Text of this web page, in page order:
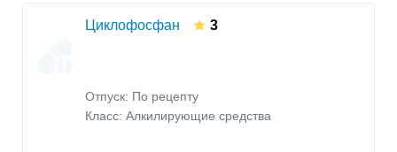
Циклофосфан 3
Отпуск: По рецепту
Класс: Алкилирующие средства